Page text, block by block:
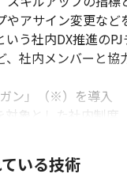
アサイン変更など
いう社内DX推進の
社内メンバーと
ン」（※）を導入
象とした社内制度
リアプランとの両
「合格後の新し
く、新しい役割や
いる技術